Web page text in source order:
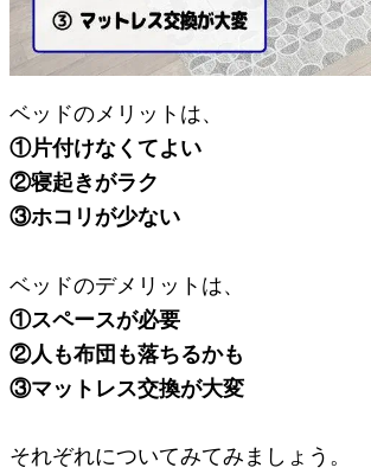
ベッドのメリットは、
①片付けなくてよい
②寝起きがラク
③ホコリが少ない
ベッドのデメリットは、
①スペースが必要
②人も布団も落ちるかも
③マットレス交換が大変
それぞれについてみてみましょう。